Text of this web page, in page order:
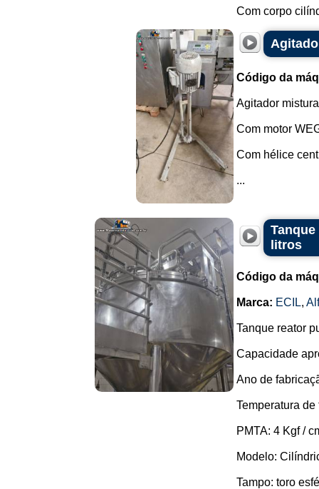
Com corpo
Código da
Agitador
Com motor
Com hélice
...
litros
Código da
Marca: ECIL,
Tanque reator
Capacidade
Ano de
Temperatura de
PMTA: 4 Kgf /
Modelo:
Tampo: toro